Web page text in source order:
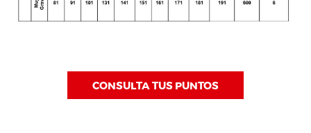
CONSULTA TUS PUNTOS